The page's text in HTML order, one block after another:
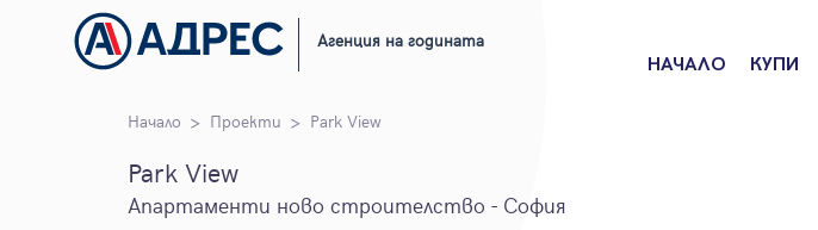
Агенция на годината
НАЧАЛО КУПИ
Начало Проекти Park View
Park View
Апартаменти ново строителство - София